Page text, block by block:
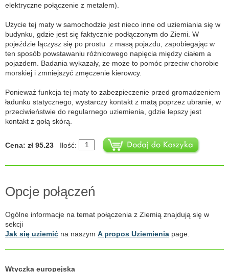
elektryczne połączenie z metalem).
Użycie tej maty w samochodzie jest nieco inne od uziemiania się w
budynku, gdzie jest się faktycznie podłączonym do Ziemi. W
pojeździe łączysz się po prostu z masą pojazdu, zapobiegając w
ten sposób powstawaniu różnicowego napięcia między ciałem a
pojazdem. Badania wykazały, że może to pomóc przeciw chorobie
morskiej i zmniejszyć zmęczenie kierowcy.
Ponieważ funkcja tej maty to zabezpieczenie przed gromadzeniem
ładunku statycznego, wystarczy kontakt z matą poprzez ubranie, w
przeciwieństwie do regularnego uziemienia, gdzie lepszy jest
kontakt z gołą skórą.
Cena: zł 95.23 Ilość:
Opcje połączeń
Ogólne informacje na temat połączenia z Ziemią znajdują się w
sekcji
Jak się uziemić na naszym A propos Uziemienia page.
Wtyczka europejska